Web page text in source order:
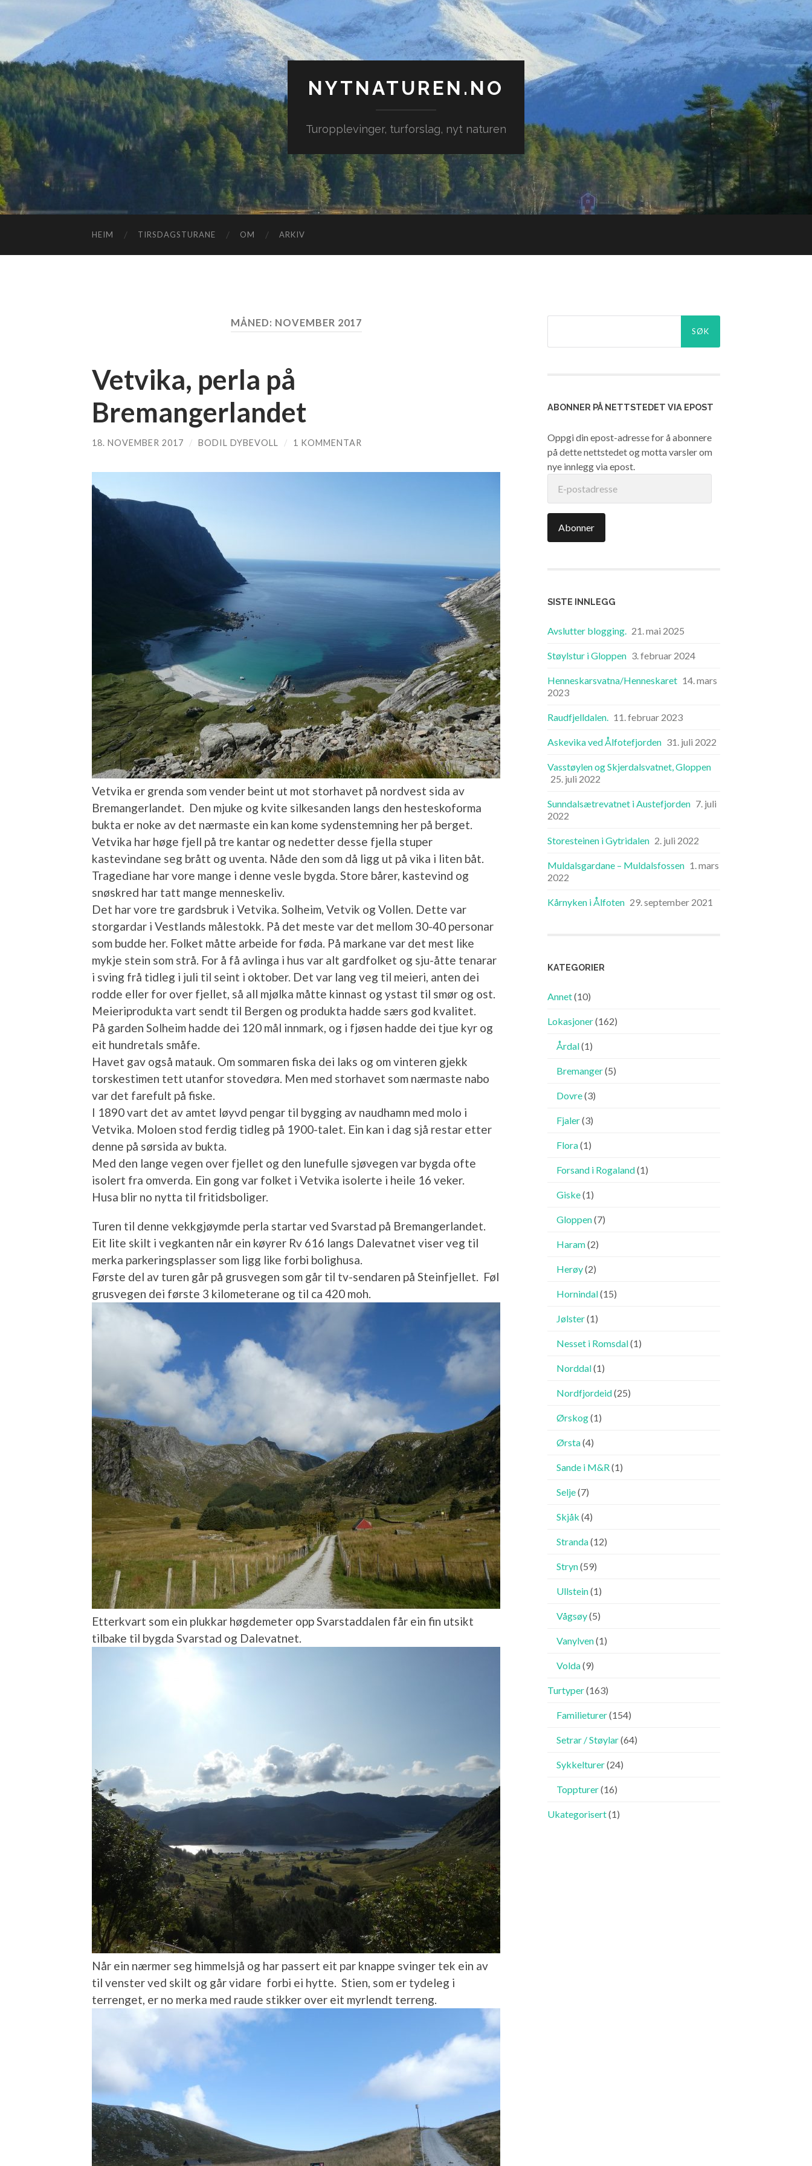
NYTNATUREN.NO
Turopplevinger, turforslag, nyt naturen
HEIM TIRSDAGSTURANE OM ARKIV
MÅNED: NOVEMBER 2017
Vetvika, perla på
Bremangerlandet
18. NOVEMBER 2017 / BODIL DYBEVOLL / 1 KOMMENTAR
Vetvika er grenda som vender beint ut mot storhavet på nordvest sida av
Bremangerlandet. Den mjuke og kvite silkesanden langs den hesteskoforma
bukta er noke av det nærmaste ein kan kome sydenstemning her på berget.
Vetvika har høge fjell på tre kantar og nedetter desse fjella stuper
kastevindane seg brått og uventa. Nåde den som då ligg ut på vika i liten båt.
Tragediane har vore mange i denne vesle bygda. Store bårer, kastevind og
snøskred har tatt mange menneskeliv.
Det har vore tre gardsbruk i Vetvika. Solheim, Vetvik og Vollen. Dette var
storgardar i Vestlands målestokk. På det meste var det mellom 30-40 personar
som budde her. Folket måtte arbeide for føda. På markane var det mest like
mykje stein som strå. For å få avlinga i hus var alt gardfolket og sju-åtte tenarar
i sving frå tidleg i juli til seint i oktober. Det var lang veg til meieri, anten dei
rodde eller for over fjellet, så all mjølka måtte kinnast og ystast til smør og ost.
Meieriprodukta vart sendt til Bergen og produkta hadde særs god kvalitet.
På garden Solheim hadde dei 120 mål innmark, og i fjøsen hadde dei tjue kyr og
eit hundretals småfe.
Havet gav også matauk. Om sommaren fiska dei laks og om vinteren gjekk
torskestimen tett utanfor stovedøra. Men med storhavet som nærmaste nabo
var det farefult på fiske.
I 1890 vart det av amtet løyvd pengar til bygging av naudhamn med molo i
Vetvika. Moloen stod ferdig tidleg på 1900-talet. Ein kan i dag sjå restar etter
denne på sørsida av bukta.
Med den lange vegen over fjellet og den lunefulle sjøvegen var bygda ofte
isolert fra omverda. Ein gong var folket i Vetvika isolerte i heile 16 veker.
Husa blir no nytta til fritidsboliger.
Turen til denne vekkgjøymde perla startar ved Svarstad på Bremangerlandet.
Eit lite skilt i vegkanten når ein køyrer Rv 616 langs Dalevatnet viser veg til
merka parkeringsplasser som ligg like forbi bolighusa.
Første del av turen går på grusvegen som går til tv-sendaren på Steinfjellet. Føl
grusvegen dei første 3 kilometerane og til ca 420 moh.
Etterkvart som ein plukkar høgdemeter opp Svarstaddalen får ein fin utsikt
tilbake til bygda Svarstad og Dalevatnet.
Når ein nærmer seg himmelsjå og har passert eit par knappe svinger tek ein av
til venster ved skilt og går vidare forbi ei hytte. Stien, som er tydeleg i
terrenget, er no merka med raude stikker over eit myrlendt terreng.
ABONNER PÅ NETTSTEDET VIA EPOST
Oppgi din epost-adresse for å abonnere
på dette nettstedet og motta varsler om
nye innlegg via epost.
postadresse
Abonner
SISTE INNLEGG
Avslutter blogging. 21. mai 2025
Støylstur i Gloppen 3. februar 2024
Henneskarsvatna/Henneskaret 14. mars
2023
Raudfjelldalen. 11. februar 2023
Askevika ved Ålfotefjorden 31. juli 2022
Vasstøylen og Skjerdalsvatnet, Gloppen
25. juli 2022
Sunndalsætrevatnet i Austefjorden 7. juli
2022
Storesteinen i Gytridalen 2. juli 2022
Muldalsgardane – Muldalsfossen 1. mars
2022
Kårnyken i Ålfoten 29. september 2021
KATEGORIER
Annet(10)
Lokasjoner(162)
Årdal(1)
Bremanger(5)
Dovre(3)
Fjaler(3)
Flora(1)
Forsand i Rogaland(1)
Giske(1)
Gloppen(7)
Haram(2)
Herøy(2)
Hornindal(15)
Jølster(1)
Nesset i Romsdal(1)
Norddal(1)
Nordfjordeid(25)
Ørskog(1)
Ørsta(4)
Sande i M&R(1)
Selje(7)
Skjåk (4)
Stranda(12)
Stryn(59)
Ullstein(1)
Vågsøy(5)
Vanylven(1)
Volda(9)
Turtyper(163)
Familieturer(154)
Setrar / Støylar(64)
Sykkelturer(24)
Toppturer(16)
Ukategorisert(1)